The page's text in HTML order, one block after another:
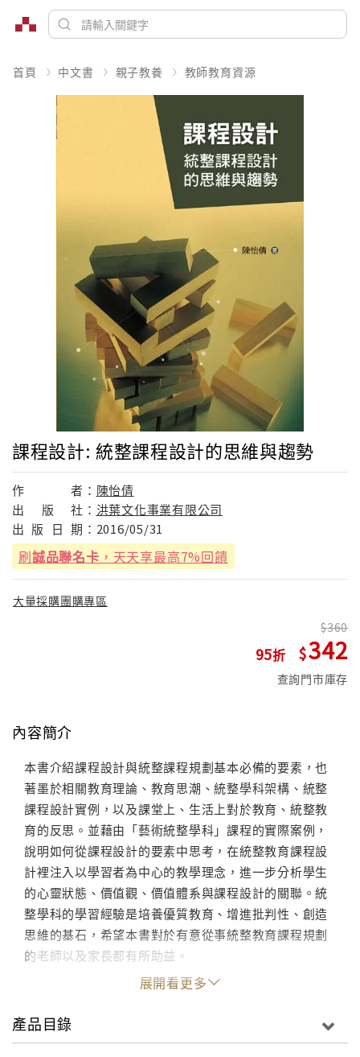
首頁 中文書 親子教養 教師教育資源
課程設計: 統整課程設計的思維與趨勢
作 者： 陳怡倩
出
版 社： 洪葉文化事業有限公司
出 版 日 期： 2016/05/31
刷誠品聯名卡 ，天天享最高7%回饋
大量採購團購專區
95
360
342
查詢門市庫存
內容簡介
本書介紹課程設計與統整課程規劃基本必備的要素，也
著墨於相關教育理論、教育思潮、統整學科架構、統整
課程設計實例，以及課堂上、生活上對於教育、統整教
育的反思。並藉由「藝術統整學科」課程的實際案例，
說明如何從課程設計的要素中思考，在統整教育課程設
計裡注入以學習者為中心的教學理念，進一步分析學生
的心靈狀態、價值觀、價值體系與課程設計的關聯。統
整學科的學習經驗是培養優質教育、增進批判性、創造
思維的基石，希望本書對於有意從事統整教育課程規劃
的老師以及家長都有所助益。
展開看更多
產品目錄